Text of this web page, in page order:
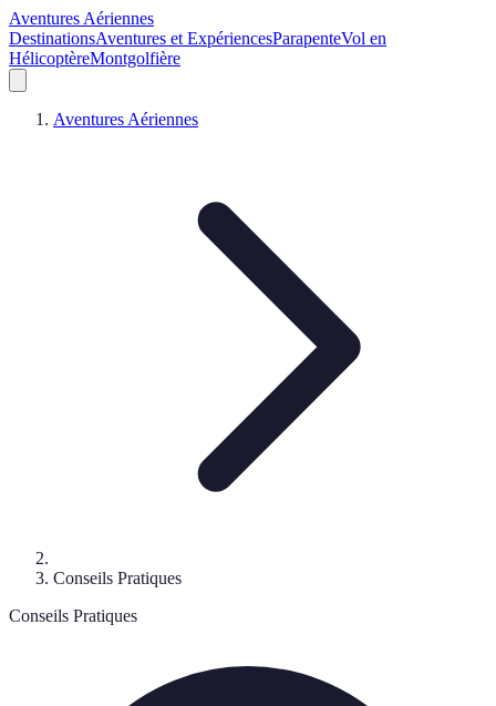
Aventures Aériennes
DestinationsAventures et ExpériencesParapenteVol en
HélicoptèreMontgolfière
Aventures Aériennes
Conseils Pratiques
Conseils Pratiques